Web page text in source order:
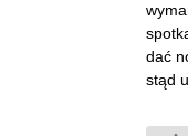
dać
stąd